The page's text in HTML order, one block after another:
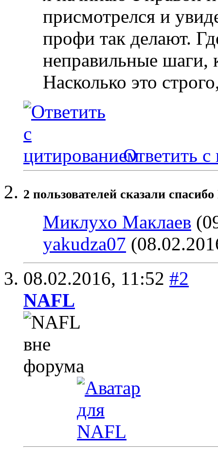
присмотрелся и
профи так делают.
неправильные шаги,
Насколько это
Ответить с
2 пользователей сказали
Миклухо Маклаев
yakudza07
08.02.2016, 11:52 #2
NAFL